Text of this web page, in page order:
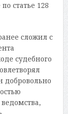
статье 128
сложил с
судебного
добровольно